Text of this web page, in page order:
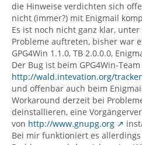
die Hinweise verdichten sich
nicht (immer?) mit Enigmail
Es ist noch nicht ganz klar,
Probleme auftreten, bisher war
GPG4Win 1.1.0, TB 2.0.0.0,
Der Bug ist beim GPG4Win-
http://wald.intevation.org/
und offenbar auch beim
Workaround derzeit bei
deinstallieren, eine
von http://www.gnupg.org
Bei mir funktioniert es